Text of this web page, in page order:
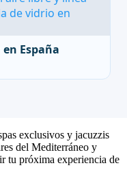
España
exclusivos y jacuzzis
del Mediterráneo y
tu próxima experiencia de